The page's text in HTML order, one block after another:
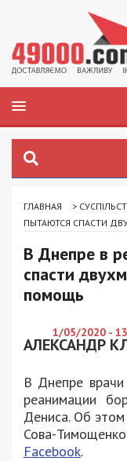
ГЛАВНАЯ >
ПЫТАЮТСЯ СПАСТИ
В Днепре в
спасти
помощь
1/05/2020 -
АЛЕКСАНДР
В Днепре
реанимации
Дениса. Об
Сова-
Facebook.